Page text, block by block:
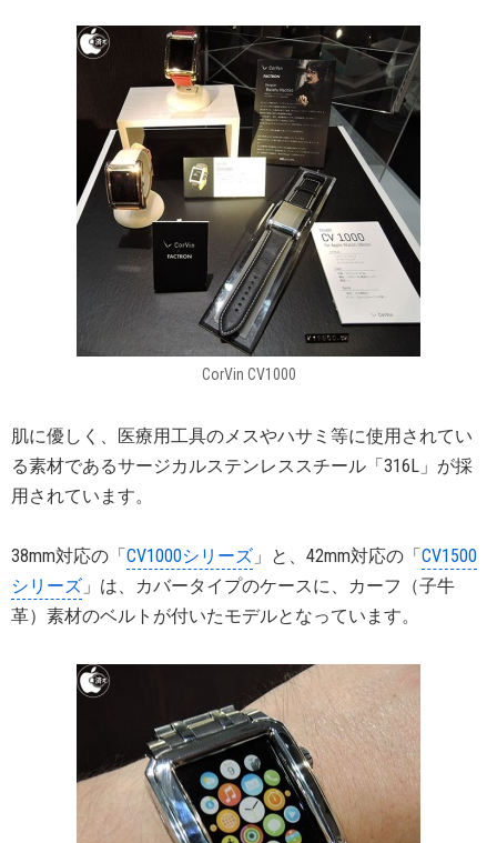
CorVin CV1000
肌に優しく、医療用工具のメスやハサミ等に使用されてい
る素材であるサージカルステンレススチール「316L」が採
用されています。
38mm対応の「CV1000シリーズ 」と、42mm対応の「CV1500
シリーズ 」は、カバータイプのケースに、カーフ（子牛
革）素材のベルトが付いたモデルとなっています。